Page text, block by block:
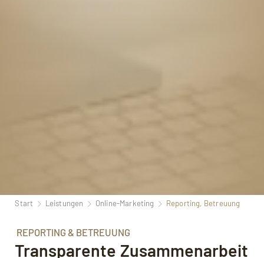
Start Leistungen Online-Marketing Reporting, Betreuung
REPORTING & BETREUUNG
Transparente Zusammenarbeit